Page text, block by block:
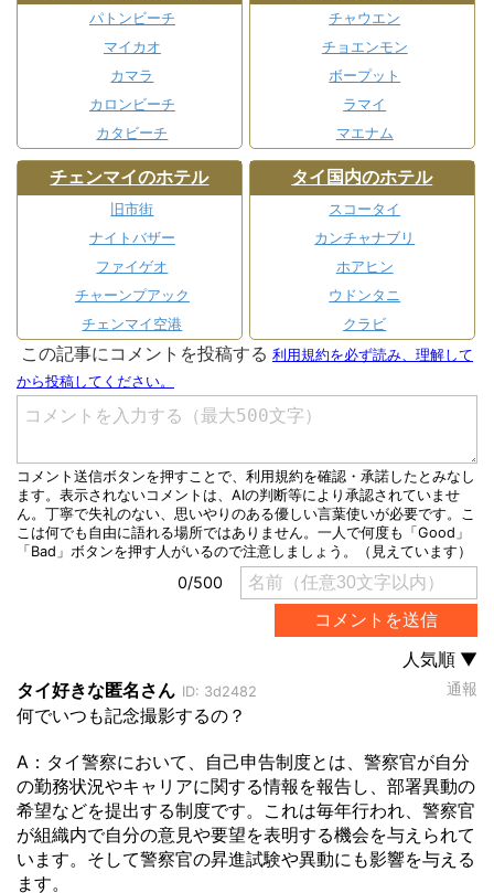
パトンビーチ
マイカオ
カマラ
カロンビーチ
カタビーチ
チャウエン
チョエンモン
ボープット
ラマイ
マエナム
チェンマイのホテル
旧市街
ナイトバザー
ファイゲオ
チャーンプアック
チェンマイ空港
タイ国内のホテル
スコータイ
カンチャナブリ
ホアヒン
ウドンタニ
クラビ